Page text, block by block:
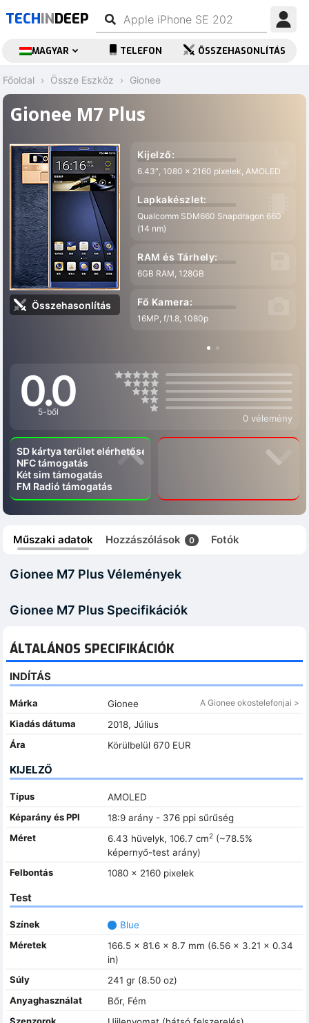
TECHINDEEP
MAGYAR TELEFON ÖSSZEHASONLÍTÁS
Főoldal Össze Eszköz Gionee
Gionee M7 Plus
Összehasonlítás
Kijelző:
6.43″, 1080 x 2160 pixelek, AMOLED
Lapkakészlet:
Qualcomm SDM660 Snapdragon 660
(14 nm)
RAM és Tárhely:
6GB RAM, 128GB
Fő Kamera:
16MP, f/1.8, 1080p
0.0
5-ből
0 vélemény
SD kártya terület elérhetőség
NFC támogatás
Két sim támogatás
FM Radió támogatás
Műszaki adatok Hozzászólások 0 Fotók
Gionee M7 Plus Vélemények
Gionee M7 Plus Specifikációk
ÁLTALÁNOS SPECIFIKÁCIÓK
INDÍTÁS
Márka Gionee A Gionee okostelefonjai >
Kiadás dátuma
2018, Július
Ára
Körülbelül 670 EUR
KIJELZŐ
Típus
AMOLED
Képarány és PPI
18:9 arány - 376 ppi sűrűség
Méret
6.43 hüvelyk, 106.7 cm2(~78.5%
képernyő-test arány)
Felbontás
1080 x 2160 pixelek
Test
Színek
Blue
Méretek
166.5 x 81.6 x 8.7 mm (6.56 x 3.21 x 0.34
in)
Súly
241 gr (8.50 oz)
Anyaghasználat
Bőr, Fém